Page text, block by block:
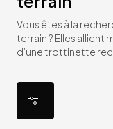
Vous êtes à la
terrain ? Elles allient
d’une trottinette